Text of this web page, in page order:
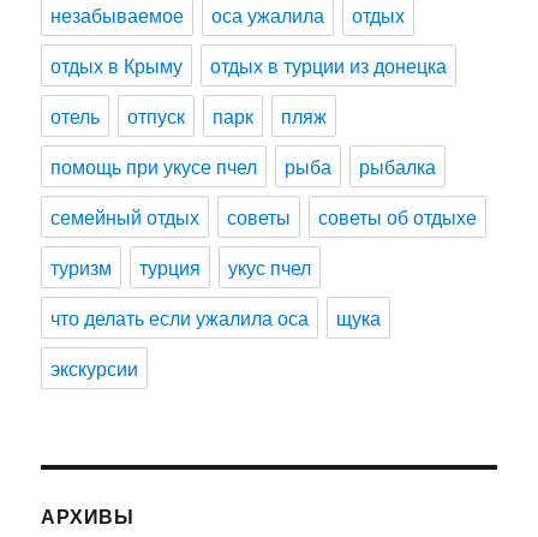
незабываемое
оса ужалила
отдых
отдых в Крыму
отдых в турции из донецка
отель
отпуск парк
пляж
помощь при укусе пчел
рыба
рыбалка
семейный отдых
советы
советы об отдыхе
туризм
турция
укус пчел
что делать если ужалила оса
щука
экскурсии
АРХИВЫ